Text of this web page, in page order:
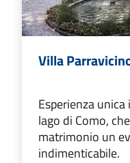
Villa
Esperienza
lago di Como,
matrimonio un
indimenticabile.